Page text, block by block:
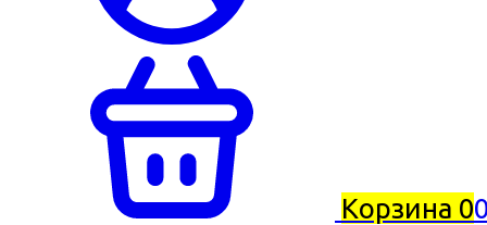
Корзина 0